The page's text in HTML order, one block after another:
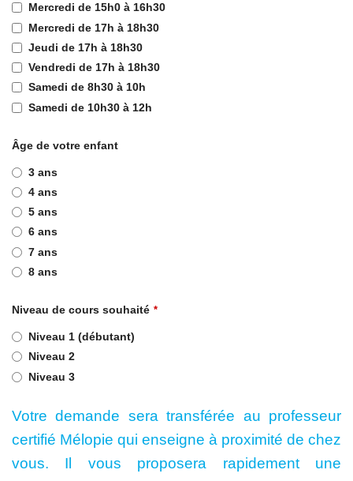
Mercredi de 15h0 à 16h30
Mercredi de 17h à 18h30
Jeudi de 17h à 18h30
Vendredi de 17h à 18h30
Samedi de 8h30 à 10h
Samedi de 10h30 à 12h
Âge de votre enfant
3 ans
4 ans
5 ans
6 ans
7 ans
8 ans
Niveau de cours souhaité *
Niveau 1 (débutant)
Niveau 2
Niveau 3
Votre demande sera transférée au professeur
certifié Mélopie qui enseigne à proximité de chez
vous. Il vous proposera rapidement une